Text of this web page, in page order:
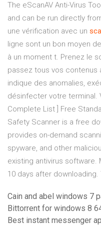
The eScanAV Anti-Virus
and can be run directly
une vérification avec un
ligne sont un bon moyen
à un moment t. Prenez le
passez tous vos contenus
indique des anomalies,
désinfecter votre terminal.
Complete List ] Free
Safety Scanner is a free
provides on-demand
spyware, and other
existing antivirus
10 days after downloading.
Cain and abel windows 7
Bittorrent for windows 8
Best instant messenger